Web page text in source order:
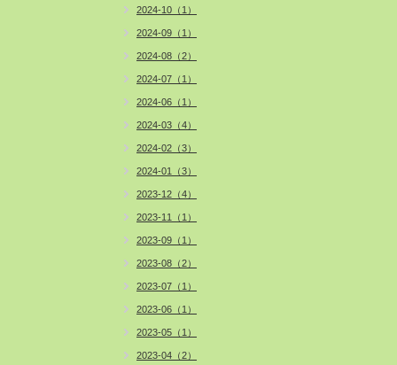
2024-10（1）
2024-09（1）
2024-08（2）
2024-07（1）
2024-06（1）
2024-03（4）
2024-02（3）
2024-01（3）
2023-12（4）
2023-11（1）
2023-09（1）
2023-08（2）
2023-07（1）
2023-06（1）
2023-05（1）
2023-04（2）